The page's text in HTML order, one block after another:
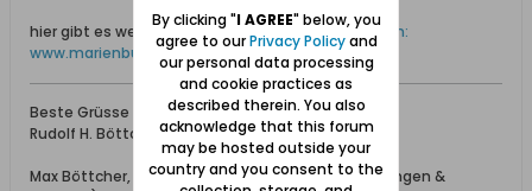
hier gibt es weitere Fotos:Dieser Friedhof im Forum:
www.marienburg.pl
Beste Grüsse
Rudolf H. Böttcher
Max Böttcher, Ing. bei Schichau (aus Beesenlaublingen &
By clicking "I AGREE" below, you
agree to ourPrivacy Policyand
our personal data processing
and cookie practices as
described therein. You also
acknowledge that this forum
may be hosted outside your
country and you consent to the